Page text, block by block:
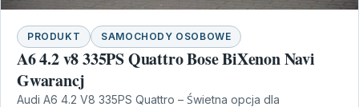
PRODUKT SAMOCHODY OSOBOWE
A6 4.2 v8 335PS Quattro Bose BiXenon Navi
Gwarancj
Audi A6 4.2 V8 335PS Quattro – Świetna opcja dla